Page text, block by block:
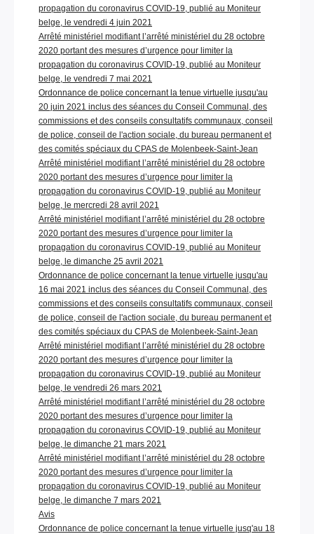
propagation du coronavirus COVID-19, publié au Moniteur
belge, le vendredi 4 juin 2021
Arrêté ministériel modifiant l’arrêté ministériel du 28 octobre
2020 portant des mesures d’urgence pour limiter la
propagation du coronavirus COVID-19, publié au Moniteur
belge, le vendredi 7 mai 2021
Ordonnance de police concernant la tenue virtuelle jusqu'au
20 juin 2021 inclus des séances du Conseil Communal, des
commissions et des conseils consultatifs communaux, conseil
de police, conseil de l'action sociale, du bureau permanent et
des comités spéciaux du CPAS de Molenbeek-Saint-Jean
Arrêté ministériel modifiant l’arrêté ministériel du 28 octobre
2020 portant des mesures d’urgence pour limiter la
propagation du coronavirus COVID-19, publié au Moniteur
belge, le mercredi 28 avril 2021
Arrêté ministériel modifiant l’arrêté ministériel du 28 octobre
2020 portant des mesures d’urgence pour limiter la
propagation du coronavirus COVID-19, publié au Moniteur
belge, le dimanche 25 avril 2021
Ordonnance de police concernant la tenue virtuelle jusqu'au
16 mai 2021 inclus des séances du Conseil Communal, des
commissions et des conseils consultatifs communaux, conseil
de police, conseil de l'action sociale, du bureau permanent et
des comités spéciaux du CPAS de Molenbeek-Saint-Jean
Arrêté ministériel modifiant l’arrêté ministériel du 28 octobre
2020 portant des mesures d’urgence pour limiter la
propagation du coronavirus COVID-19, publié au Moniteur
belge, le vendredi 26 mars 2021
Arrêté ministériel modifiant l’arrêté ministériel du 28 octobre
2020 portant des mesures d’urgence pour limiter la
propagation du coronavirus COVID-19, publié au Moniteur
belge, le dimanche 21 mars 2021
Arrêté ministériel modifiant l’arrêté ministériel du 28 octobre
2020 portant des mesures d’urgence pour limiter la
propagation du coronavirus COVID-19, publié au Moniteur
belge, le dimanche 7 mars 2021
Avis
Ordonnance de police concernant la tenue virtuelle jusq'au 18